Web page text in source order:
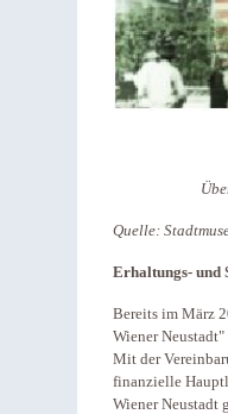
Quelle:
Erhaltungs- und
Bereits im März
Wiener
Mit der
finanzielle
Wiener Neustadt